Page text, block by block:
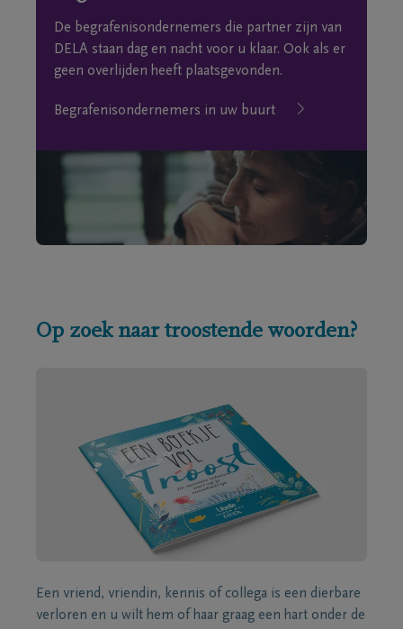
De begrafenisondernemers die partner zijn van
DELA staan dag en nacht voor u klaar. Ook als er
geen overlijden heeft plaatsgevonden.
Begrafenisondernemers in uw buurt
Op zoek naar troostende woorden?
Een vriend, vriendin, kennis of collega is een dierbare
verloren en u wilt hem of haar graag een hart onder de